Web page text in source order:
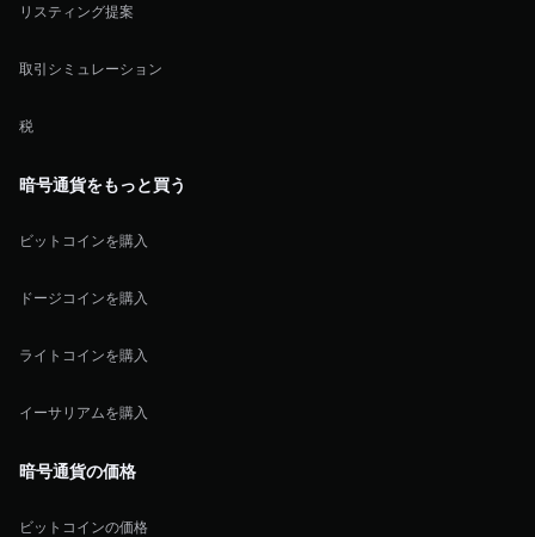
リスティング提案
取引シミュレーション
税
暗号通貨をもっと買う
ビットコインを購入
ドージコインを購入
ライトコインを購入
イーサリアムを購入
暗号通貨の価格
ビットコインの価格